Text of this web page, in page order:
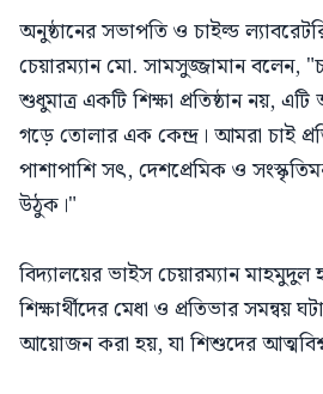
অনুষ্ঠানের সভাপতি ও চাইল্ড ল্যাবরেটরি
চেয়ারম্যান মো. সামসুজ্জামান বলেন,
শুধুমাত্র একটি শিক্ষা প্রতিষ্ঠান নয়,
গড়ে তোলার এক কেন্দ্র। আমরা চাই
পাশাপাশি সৎ, দেশপ্রেমিক ও
উঠুক।"
বিদ্যালয়ের ভাইস চেয়ারম্যান
শিক্ষার্থীদের মেধা ও প্রতিভার সমন্বয়
আয়োজন করা হয়, যা শিশুদের